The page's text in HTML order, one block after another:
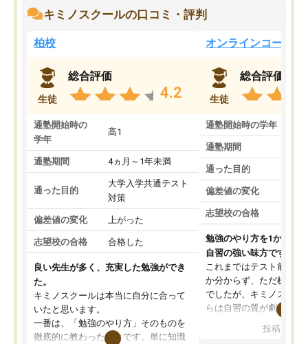
キミノスクールの口コミ・評判
柏校
生徒
総合評価
4.2
通塾開始時の
学年
高1
通塾期間 4ヵ月～1年未満
通った目的
大学入学共通テスト
対策
偏差値の変化 上がった
志望校の合格 合格した
良い先生が多く、充実した勉強ができ
た。
キミノスクールは本当に自分に合って
いたと思います。
一番は、「勉強のやり方」そのものを
徹底的に教わったことです。単に知識
オンラインコース
生徒
総合評価
通塾開始時の学年
通塾期間
通った目的
偏差値の変化
志望校の合格
勉強のやり方を1から教
自習の強い味方です。
これまではテスト前に何
か分からず、ただ机に座
でしたが、キミノスクー
らは自習の質が劇的に変
を明確にしてくれるの
投稿日：